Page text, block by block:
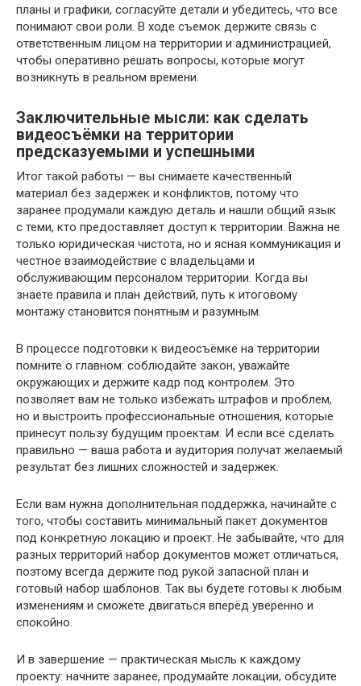
планы и графики, согласуйте детали и убедитесь, что все
понимают свои роли. В ходе съемок держите связь с
ответственным лицом на территории и администрацией,
чтобы оперативно решать вопросы, которые могут
возникнуть в реальном времени.
Заключительные мысли: как сделать
видеосъёмки на территории
предсказуемыми и успешными
Итог такой работы — вы снимаете качественный
материал без задержек и конфликтов, потому что
заранее продумали каждую деталь и нашли общий язык
с теми, кто предоставляет доступ к территории. Важна не
только юридическая чистота, но и ясная коммуникация и
честное взаимодействие с владельцами и
обслуживающим персоналом территории. Когда вы
знаете правила и план действий, путь к итоговому
монтажу становится понятным и разумным.
В процессе подготовки к видеосъёмке на территории
помните о главном: соблюдайте закон, уважайте
окружающих и держите кадр под контролем. Это
позволяет вам не только избежать штрафов и проблем,
но и выстроить профессиональные отношения, которые
принесут пользу будущим проектам. И если всё сделать
правильно — ваша работа и аудитория получат желаемый
результат без лишних сложностей и задержек.
Если вам нужна дополнительная поддержка, начинайте с
того, чтобы составить минимальный пакет документов
под конкретную локацию и проект. Не забывайте, что для
разных территорий набор документов может отличаться,
поэтому всегда держите под рукой запасной план и
готовый набор шаблонов. Так вы будете готовы к любым
изменениям и сможете двигаться вперёд уверенно и
спокойно.
И в завершение — практическая мысль к каждому
проекту: начните заранее, продумайте локации, обсудите